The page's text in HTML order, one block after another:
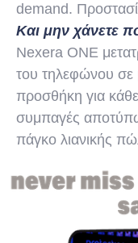
demand.
Και μην χάνετε
Nexera ONE
του τηλεφώνου
προσθήκη για
συμπαγές
πάγκο λιανικής